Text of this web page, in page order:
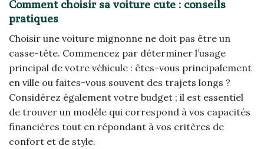
Comment choisir sa voiture cute : conseils
pratiques
Choisir une voiture mignonne ne doit pas être un
casse-tête. Commencez par déterminer l’usage
principal de votre véhicule : êtes-vous principalement
en ville ou faites-vous souvent des trajets longs ?
Considérez également votre budget ; il est essentiel
de trouver un modèle qui correspond à vos capacités
financières tout en répondant à vos critères de
confort et de style.